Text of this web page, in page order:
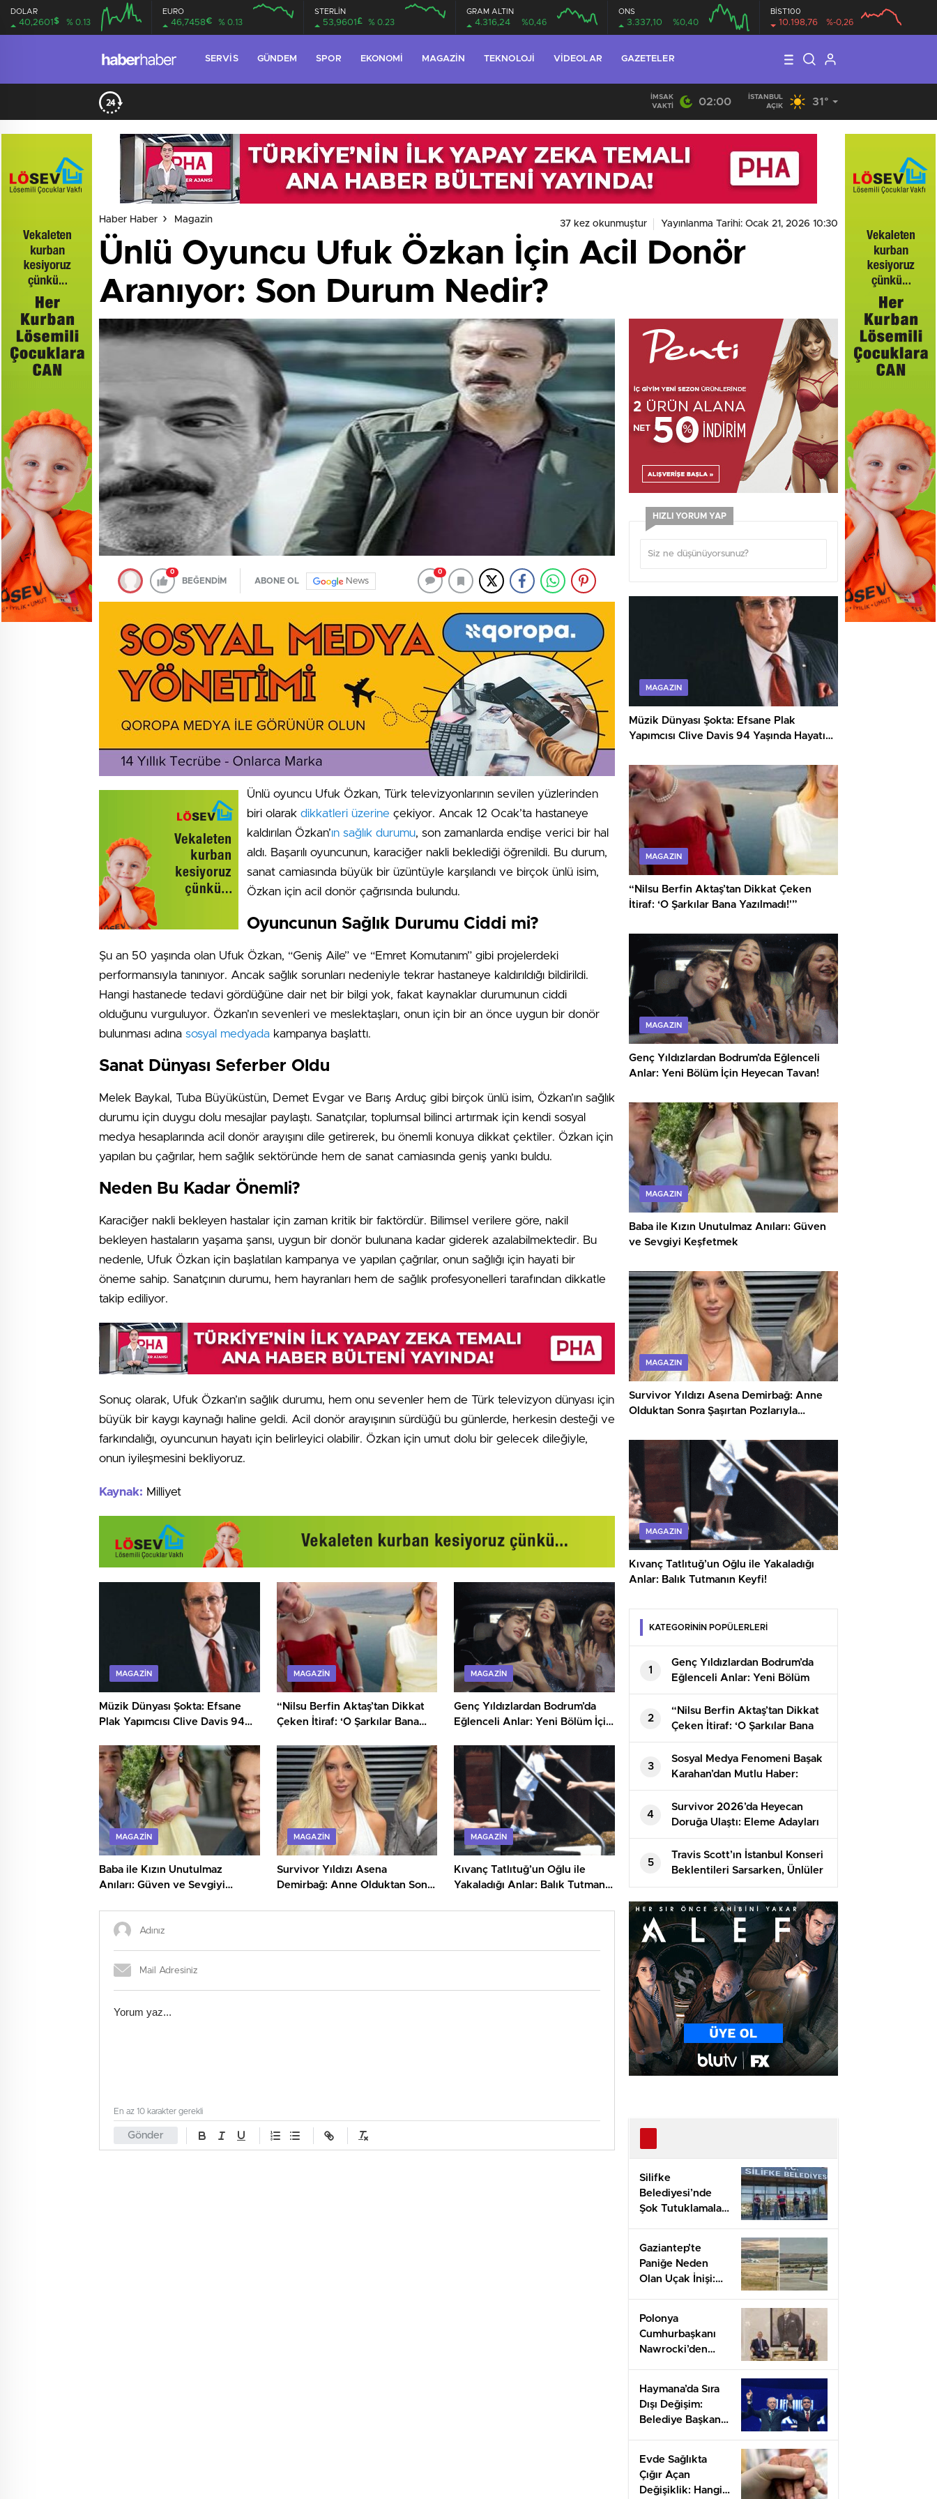
DOLAR
40,2601 $ % 0.13
EURO
46,7458€ % 0.13
STERLİN
53,9601 £ % 0.23
GRAM ALTIN
4.316,24 %0,46
ONS
3.337,10 %0,40
BİST100
10.198,76 %-0,26
SERVIS GÜNDEM SPOR EKONOMI MAGAZIN TEKNOLOJI VIDEOLAR GAZETELER
İMSAK
VAKTI
02:00
İSTANBUL
AÇIK
31°
Haber Haber Magazin 37 kez okunmuştur Yayınlanma Tarihi: Ocak 21, 2026 10:30
Ünlü Oyuncu Ufuk Özkan İçin Acil Donör
Aranıyor: Son Durum Nedir?
0
BEĞENDİM ABONE OL News
0
Ünlü oyuncu Ufuk Özkan, Türk televizyonlarının sevilen yüzlerinden
biri olarak dikkatleri üzerine çekiyor. Ancak 12 Ocak’ta hastaneye
kaldırılan Özkan’ın sağlık durumu, son zamanlarda endişe verici bir hal
aldı. Başarılı oyuncunun, karaciğer nakli beklediği öğrenildi. Bu durum,
sanat camiasında büyük bir üzüntüyle karşılandı ve birçok ünlü isim,
Özkan için acil donör çağrısında bulundu.
Oyuncunun Sağlık Durumu Ciddi mi?
Şu an 50 yaşında olan Ufuk Özkan, “Geniş Aile” ve “Emret Komutanım” gibi projelerdeki
performansıyla tanınıyor. Ancak sağlık sorunları nedeniyle tekrar hastaneye kaldırıldığı bildirildi.
Hangi hastanede tedavi gördüğüne dair net bir bilgi yok, fakat kaynaklar durumunun ciddi
olduğunu vurguluyor. Özkan’ın sevenleri ve meslektaşları, onun için bir an önce uygun bir donör
bulunması adına sosyal medyada kampanya başlattı.
Sanat Dünyası Seferber Oldu
Melek Baykal, Tuba Büyüküstün, Demet Evgar ve Barış Arduç gibi birçok ünlü isim, Özkan’ın sağlık
durumu için duygu dolu mesajlar paylaştı. Sanatçılar, toplumsal bilinci artırmak için kendi sosyal
medya hesaplarında acil donör arayışını dile getirerek, bu önemli konuya dikkat çektiler. Özkan için
yapılan bu çağrılar, hem sağlık sektöründe hem de sanat camiasında geniş yankı buldu.
Neden Bu Kadar Önemli?
Karaciğer nakli bekleyen hastalar için zaman kritik bir faktördür. Bilimsel verilere göre, nakil
bekleyen hastaların yaşama şansı, uygun bir donör bulunana kadar giderek azalabilmektedir. Bu
nedenle, Ufuk Özkan için başlatılan kampanya ve yapılan çağrılar, onun sağlığı için hayati bir
öneme sahip. Sanatçının durumu, hem hayranları hem de sağlık profesyonelleri tarafından dikkatle
takip ediliyor.
Sonuç olarak, Ufuk Özkan’ın sağlık durumu, hem onu sevenler hem de Türk televizyon dünyası için
büyük bir kaygı kaynağı haline geldi. Acil donör arayışının sürdüğü bu günlerde, herkesin desteği ve
farkındalığı, oyuncunun hayatı için belirleyici olabilir. Özkan için umut dolu bir gelecek dileğiyle,
onun iyileşmesini bekliyoruz.
Kaynak: Milliyet
MAGAZIN
Müzik Dünyası Şokta: Efsane
Plak Yapımcısı Clive Davis 94
MAGAZIN
“Nilsu Berfin Aktaş’tan Dikkat
Çeken İtiraf: ‘O Şarkılar Bana
MAGAZIN
Genç Yıldızlardan Bodrum’da
Eğlenceli Anlar: Yeni Bölüm İçin
MAGAZIN
Baba ile Kızın Unutulmaz
Anıları: Güven ve Sevgiyi
MAGAZIN
Survivor Yıldızı Asena
Demirbağ: Anne Olduktan Sonra
MAGAZIN
Kıvanç Tatlıtuğ’un Oğlu ile
Yakaladığı Anlar: Balık Tutmanın
Gönder
En az 10 karakter gerekli
HIZLI YORUM YAP
MAGAZIN
Müzik Dünyası Şokta: Efsane Plak
Yapımcısı Clive Davis 94 Yaşında Hayatını
MAGAZIN
“Nilsu Berfin Aktaş’tan Dikkat Çeken
İtiraf: ‘O Şarkılar Bana Yazılmadı!'”
MAGAZIN
Genç Yıldızlardan Bodrum’da Eğlenceli
Anlar: Yeni Bölüm İçin Heyecan Tavan!
MAGAZIN
Baba ile Kızın Unutulmaz Anıları: Güven
ve Sevgiyi Keşfetmek
MAGAZIN
Survivor Yıldızı Asena Demirbağ: Anne
Olduktan Sonra Şaşırtan Pozlarıyla
MAGAZIN
Kıvanç Tatlıtuğ’un Oğlu ile Yakaladığı
Anlar: Balık Tutmanın Keyfi!
KATEGORİNİN POPÜLERLERİ
1
Genç Yıldızlardan Bodrum’da
Eğlenceli Anlar: Yeni Bölüm
İçin Heyecan Tavan!
2
“Nilsu Berfin Aktaş’tan Dikkat
Çeken İtiraf: ‘O Şarkılar Bana
Yazılmadı!'”
3
Sosyal Medya Fenomeni Başak
Karahan’dan Mutlu Haber:
‘Artık Üç Kişiyiz!’
4
Survivor 2026’da Heyecan
Doruğa Ulaştı: Eleme Adayları
ve Kazanan Takım Belli Oldu!
5
Travis Scott’ın İstanbul Konseri
Beklentileri Sarsarken, Ünlüler
Tepkilerini Gösterdi
Silifke
Belediyesi’nde
Şok Tutuklamalar:
Gaziantep’te
Paniğe Neden
Olan Uçak İnişi:
Anları
Polonya
Cumhurbaşkanı
Nawrocki’den
Diplomasi
Hamleleri
Başlıyor!
Haymana’da Sıra
Dışı Değişim:
Belediye Başkanı
Evde Sağlıkta
Çığır Açan
Değişiklik: Hangi